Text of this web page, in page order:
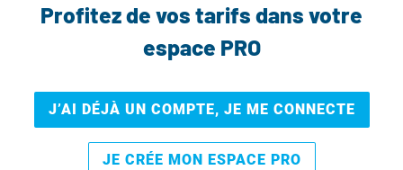
Profitez de vos tarifs dans votre
espace PRO
J’AI DÉJÀ UN COMPTE, JE ME CONNECTE
JE CRÉE MON ESPACE PRO